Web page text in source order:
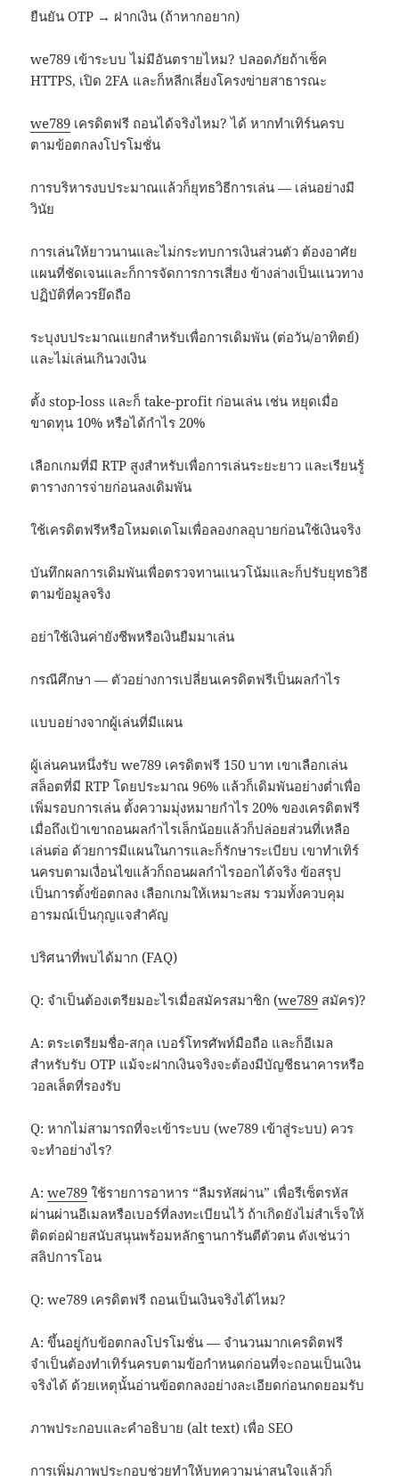
ยืนยัน OTP → ฝากเงิน (ถ้าหากอยาก)
we789 เข้าระบบ ไม่มีอันตรายไหม? ปลอดภัยถ้าเช็ค
HTTPS, เปิด 2FA และก็หลีกเลี่ยงโครงข่ายสาธารณะ
we789 เครดิตฟรี ถอนได้จริงไหม? ได้ หากทำเทิร์นครบ
ตามข้อตกลงโปรโมชั่น
การบริหารงบประมาณแล้วก็ยุทธวิธีการเล่น — เล่นอย่างมี
วินัย
การเล่นให้ยาวนานและไม่กระทบการเงินส่วนตัว ต้องอาศัย
แผนที่ชัดเจนและก็การจัดการการเสี่ยง ข้างล่างเป็นแนวทาง
ปฏิบัติที่ควรยึดถือ
ระบุงบประมาณแยกสำหรับเพื่อการเดิมพัน (ต่อวัน/อาทิตย์)
และไม่เล่นเกินวงเงิน
ตั้ง stop-loss และก็ take-profit ก่อนเล่น เช่น หยุดเมื่อ
ขาดทุน 10% หรือได้กำไร 20%
เลือกเกมที่มี RTP สูงสำหรับเพื่อการเล่นระยะยาว และเรียนรู้
ตารางการจ่ายก่อนลงเดิมพัน
ใช้เครดิตฟรีหรือโหมดเดโมเพื่อลองกลอุบายก่อนใช้เงินจริง
บันทึกผลการเดิมพันเพื่อตรวจทานแนวโน้มและก็ปรับยุทธวิธี
ตามข้อมูลจริง
อย่าใช้เงินค่ายังชีพหรือเงินยืมมาเล่น
กรณีศึกษา — ตัวอย่างการเปลี่ยนเครดิตฟรีเป็นผลกำไร
แบบอย่างจากผู้เล่นที่มีแผน
ผู้เล่นคนหนึ่งรับ we789 เครดิตฟรี 150 บาท เขาเลือกเล่น
สล็อตที่มี RTP โดยประมาณ 96% แล้วก็เดิมพันอย่างต่ำเพื่อ
เพิ่มรอบการเล่น ตั้งความมุ่งหมายกำไร 20% ของเครดิตฟรี
เมื่อถึงเป้าเขาถอนผลกำไรเล็กน้อยแล้วก็ปล่อยส่วนที่เหลือ
เล่นต่อ ด้วยการมีแผนในการและก็รักษาระเบียบ เขาทำเทิร์
นครบตามเงื่อนไขแล้วก็ถอนผลกำไรออกได้จริง ข้อสรุป
เป็นการตั้งข้อตกลง เลือกเกมให้เหมาะสม รวมทั้งควบคุม
อารมณ์เป็นกุญแจสำคัญ
ปริศนาที่พบได้มาก (FAQ)
Q: จำเป็นต้องเตรียมอะไรเมื่อสมัครสมาชิก (we789 สมัคร)?
A: ตระเตรียมชื่อ-สกุล เบอร์โทรศัพท์มือถือ และก็อีเมล
สำหรับรับ OTP แม้จะฝากเงินจริงจะต้องมีบัญชีธนาคารหรือ
วอลเล็ตที่รองรับ
Q: หากไม่สามารถที่จะเข้าระบบ (we789 เข้าสู่ระบบ) ควร
จะทำอย่างไร?
A:we789 ใช้รายการอาหาร “ลืมรหัสผ่าน” เพื่อรีเซ็ตรหัส
ผ่านผ่านอีเมลหรือเบอร์ที่ลงทะเบียนไว้ ถ้าเกิดยังไม่สำเร็จให้
ติดต่อฝ่ายสนับสนุนพร้อมหลักฐานการันตีตัวตน ดังเช่นว่า
สลิปการโอน
Q: we789 เครดิตฟรี ถอนเป็นเงินจริงได้ไหม?
A: ขึ้นอยู่กับข้อตกลงโปรโมชั่น — จำนวนมากเครดิตฟรี
จำเป็นต้องทำเทิร์นครบตามข้อกำหนดก่อนที่จะถอนเป็นเงิน
จริงได้ ด้วยเหตุนั้นอ่านข้อตกลงอย่างละเอียดก่อนกดยอมรับ
ภาพประกอบและคำอธิบาย (alt text) เพื่อ SEO
การเพิ่มภาพประกอบช่วยทำให้บทความน่าสนใจแล้วก็